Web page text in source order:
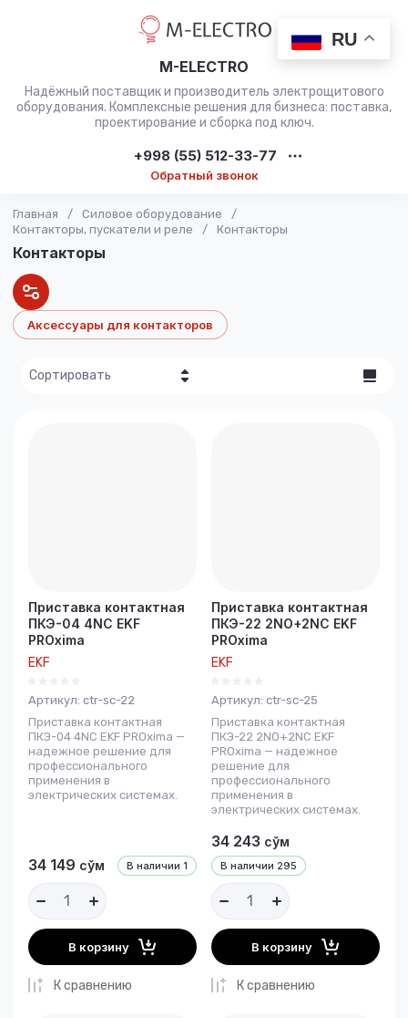
RU
M-ELECTRO
Надёжный поставщик и производитель электрощитового
оборудования. Комплексные решения для бизнеса: поставка,
проектирование и сборка под ключ.
+998 (55) 512-33-77
Обратный звонок
Главная / Силовое оборудование
/
Контакторы, пускатели и реле
/ Контакторы
Контакторы
Аксессуары для контакторов
Сортировать
Приставка контактная
ПКЭ-04 4NC EKF
PROxima
EKF
Артикул: ctr-sc-22
Приставка контактная
ПКЭ-04 4NC EKF PROxima —
надежное решение для
профессионального
применения в
электрических системах.
В наличии 1
34 149 сўм
В корзину
К сравнению
Приставка контактная
ПКЭ-22 2NO+2NC EKF
PROxima
EKF
Артикул: ctr-sc-25
Приставка контактная
ПКЭ-22 2NO+2NC EKF
PROxima — надежное
решение для
профессионального
применения в
электрических системах.
В наличии 295
34 243 сўм
В корзину
К сравнению